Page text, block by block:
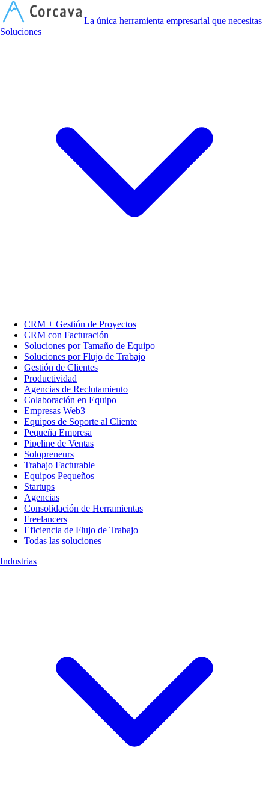
La única herramienta empresarial que necesitas
Soluciones
CRM + Gestión de Proyectos
CRM con Facturación
Soluciones por Tamaño de Equipo
Soluciones por Flujo de Trabajo
Gestión de Clientes
Productividad
Agencias de Reclutamiento
Colaboración en Equipo
Empresas Web3
Equipos de Soporte al Cliente
Pequeña Empresa
Pipeline de Ventas
Solopreneurs
Trabajo Facturable
Equipos Pequeños
Startups
Agencias
Consolidación de Herramientas
Freelancers
Eficiencia de Flujo de Trabajo
Todas las soluciones
Industrias